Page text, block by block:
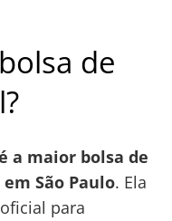
de
a maior bolsa de
São Paulo. Ela
para